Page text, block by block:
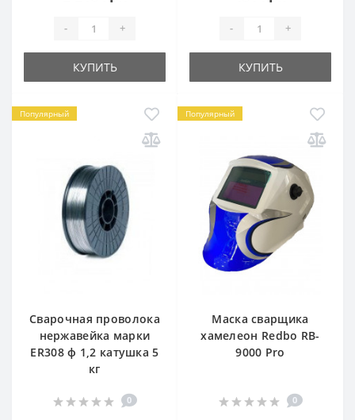
- +
КУПИТЬ
- +
КУПИТЬ
Популярный
Сварочная проволока
нержавейка марки
ER308 ф 1,2 катушка 5
кг
0
Популярный
Маска сварщика
хамелеон Redbo RB-
9000 Pro
0